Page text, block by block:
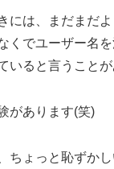
には、まだまだ
くでユーザー名
いると言うこと
があります(笑)
ちょっと恥ずか